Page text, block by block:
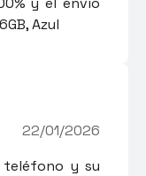
Azul
22/01/2026
teléfono y su